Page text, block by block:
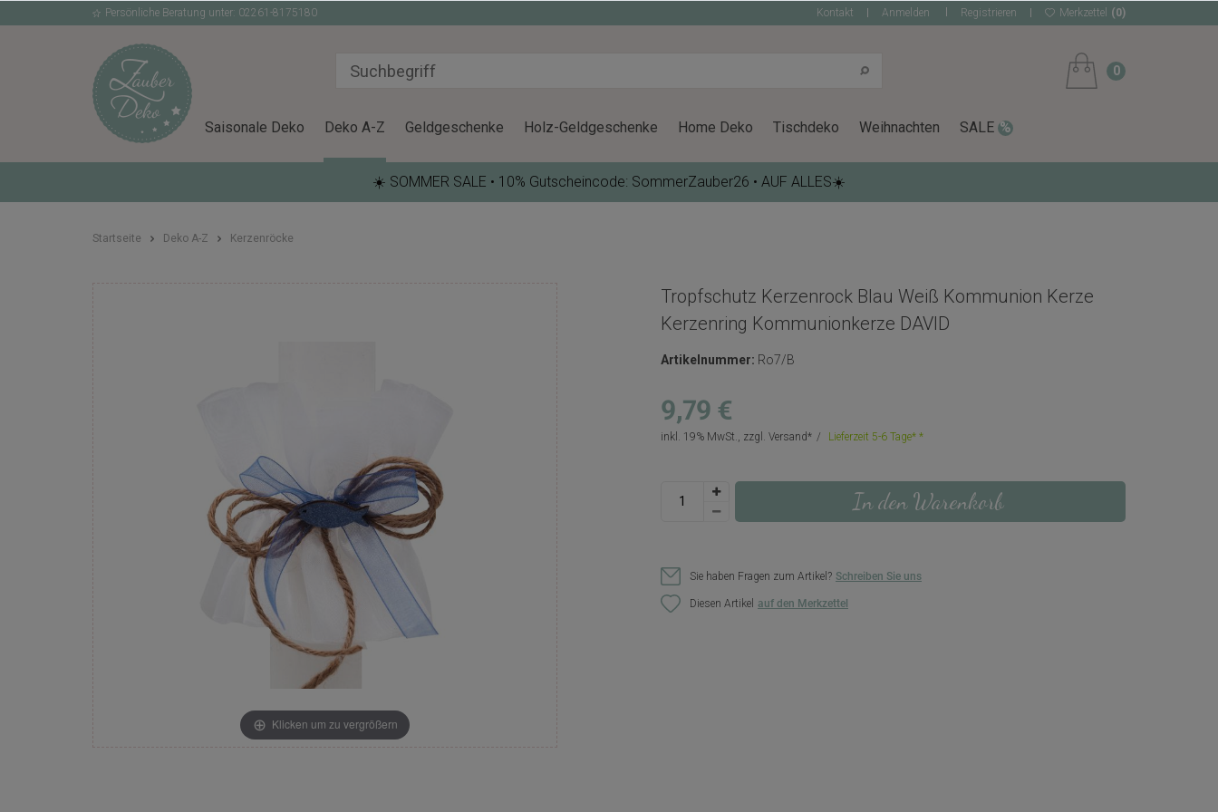
Persönliche Beratung unter: 02261-8175180 Kontakt Anmelden Registrieren Merkzettel (0)
0
Saisonale Deko Deko A-Z Geldgeschenke Holz-Geldgeschenke Home Deko Tischdeko Weihnachten SALE
☀️ SOMMER SALE • 10% Gutscheincode: SommerZauber26 • AUF ALLES☀️
Startseite Deko A-Z Kerzenröcke
Klicken um zu vergrößern
Tropfschutz Kerzenrock Blau Weiß Kommunion Kerze
Kerzenring Kommunionkerze DAVID
Artikelnummer: Ro7/B
9,79 €
inkl. 19% MwSt., zzgl. Versand Lieferzeit 5-6 Tage*
In den Warenkorb
Sie haben Fragen zum Artikel? Schreiben Sie uns
Diesen Artikel